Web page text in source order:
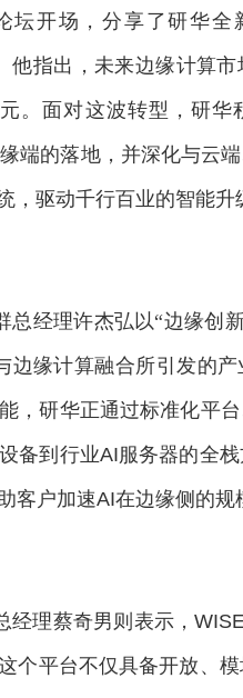
坛开场，分享了研华全
他指出，未来边缘计算市
。面对这波转型，研华
端的落地，并深化与云
，驱动千行百业的智能升
总经理许杰弘以“边缘创
边缘计算融合所引发的
，研华正通过标准化平
备到行业AI服务器的全栈
客户加速AI在边缘侧的规
经理蔡奇男则表示，
个平台不仅具备开放、